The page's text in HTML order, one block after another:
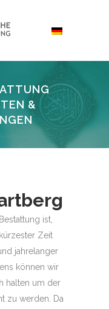
&
ist,
Zeit
jahrelanger
können wir
halten um der
zu werden. Da